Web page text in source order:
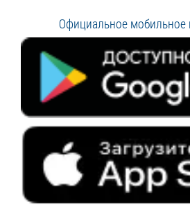
Официальное